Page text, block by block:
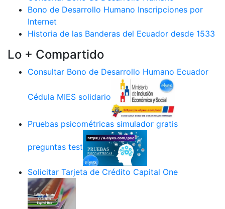
Bono de Desarrollo Humano Inscripciones por
Internet
Historia de las Banderas del Ecuador desde 1533
Lo + Compartido
Consultar Bono de Desarrollo Humano Ecuador
Cédula MIES solidario
Pruebas psicométricas simulador gratis
preguntas test
Solicitar Tarjeta de Crédito Capital One